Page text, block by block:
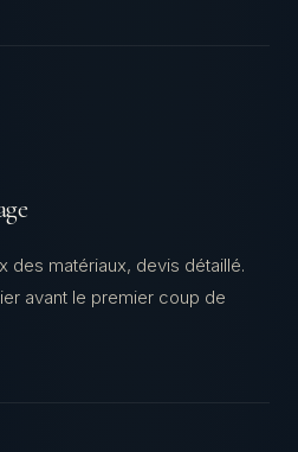
des matériaux, devis détaillé.
avant le premier coup de